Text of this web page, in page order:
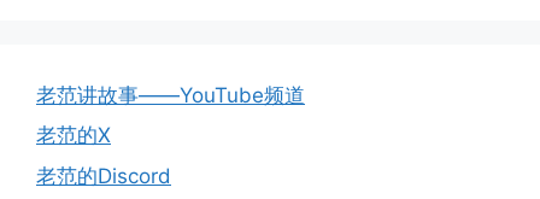
老范讲故事——YouTube频道
老范的X
老范的Discord